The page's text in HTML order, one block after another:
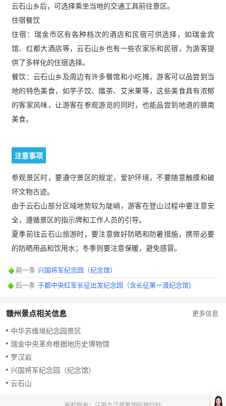
云石山乡后，可选择乘坐当地的交通工具前往景区。
住宿餐饮
住宿：瑞金市区有各种档次的酒店和民宿可供选择，如瑞金宾
馆、红都大酒店等，云石山乡也有一些农家乐和民宿，为游客提
供了多样化的住宿选择。
餐饮：云石山乡及周边有许多餐馆和小吃摊，游客可以品尝到当
地的特色美食，如芋子饺、擂茶、艾米果等，这些美食具有浓郁
的客家风味，让游客在参观游览的同时，也能品尝到地道的赣南
美食。
注意事项
参观景区时，要遵守景区的规定，爱护环境，不要随意触摸和破
坏文物古迹。
由于云石山部分区域地势较为陡峭，游客在登山过程中要注意安
全，遵循景区的指示牌和工作人员的引导。
夏季前往云石山旅游时，要注意做好防晒和防暑措施，携带必要
的防晒用品和饮用水；冬季则要注意保暖，避免感冒。
前一条 兴国将军纪念园（纪念馆）
后一条 于都中央红军长征出发纪念园（含长征第一渡纪念馆)
更多信息
赣州景点相关信息
中华苏维埃纪念园景区
瑞金中央革命根据地历史博物馆
罗汉岩
兴国将军纪念园（纪念馆）
云石山